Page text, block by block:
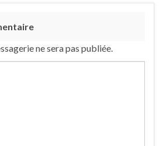
ne sera pas publiée.